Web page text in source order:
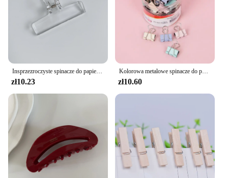
Insprzezroczyste spinacze do papieru dokumenty z kartkiem do spinaczy z Kawaii i spinaczami do biletów zakładki indeksowe do zaznaczania stron biurowe materiały wiążące
zł10.23
Kolorowa metalowe spinacze do papieru wysokiej jakości spinacze do papieru dokument biurowy szkolna papeteria wiążąca artykuły szkolne 32 25 19 15mm
zł10.60